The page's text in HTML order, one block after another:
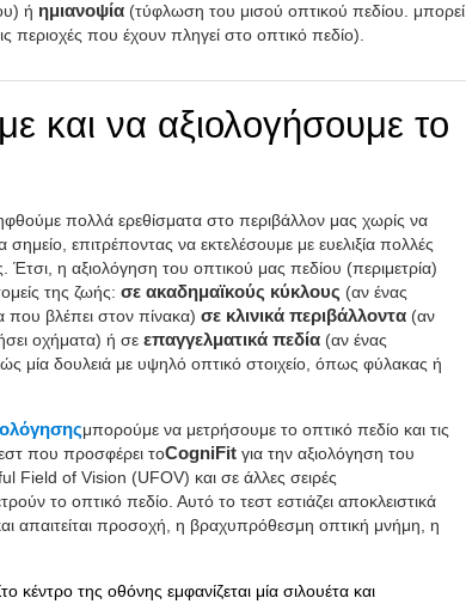
ή ημιανοψία (τύφλωση του μισού οπτικού πεδίου. μπορεί
περιοχές που έχουν πληγεί στο οπτικό πεδίο).
και να αξιολογήσουμε το
πολλά ερεθίσματα στο περιβάλλον μας χωρίς να
σημείο, επιτρέποντας να εκτελέσουμε με ευελιξία πολλές
Έτσι, η αξιολόγηση του οπτικού μας πεδίου (περιμετρία)
της ζωής: σε ακαδημαϊκούς κύκλους (αν ένας
που βλέπει στον πίνακα) σε κλινικά περιβάλλοντα (αν
οχήματα) ή σε επαγγελματικά πεδία (αν ένας
μία δουλειά με υψηλό οπτικό στοιχείο, όπως φύλακας ή
μπορούμε να μετρήσουμε το οπτικό πεδίο και τις
που προσφέρει τοCogniFit για την αξιολόγηση του
Field of Vision (UFOV) και σε άλλες σειρές
το οπτικό πεδίο. Αυτό το τεστ εστιάζει αποκλειστικά
απαιτείται προσοχή, η βραχυπρόθεσμη οπτική μνήμη, η
κέντρο της οθόνης εμφανίζεται μία σιλουέτα και